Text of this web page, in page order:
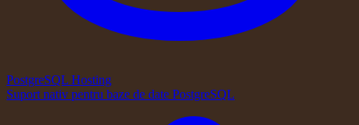
PostgreSQL Hosting
Suport nativ pentru baze de date PostgreSQL